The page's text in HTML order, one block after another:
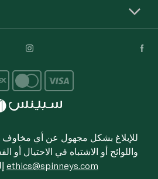
للإبلاغ بشكل مجهول عن أي مخاوف
واللوائح أو الاشتباه في الاحتيال أو
ethics@spinneys.com